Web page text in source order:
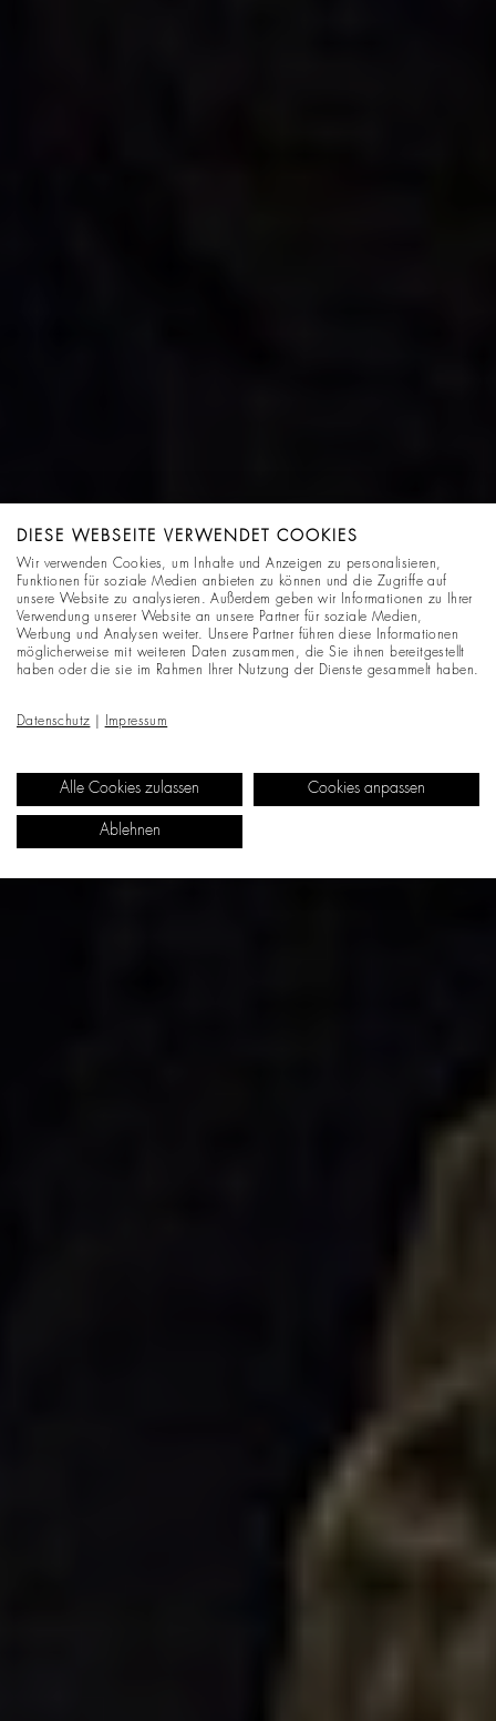
DIESE WEBSEITE VERWENDET COOKIES
Wir verwenden Cookies, um Inhalte und Anzeigen zu personalisieren,
Funktionen für soziale Medien anbieten zu können und die Zugriffe auf
unsere Website zu analysieren. Außerdem geben wir Informationen zu Ihrer
Verwendung unserer Website an unsere Partner für soziale Medien,
Werbung und Analysen weiter. Unsere Partner führen diese Informationen
möglicherweise mit weiteren Daten zusammen, die Sie ihnen bereitgestellt
haben oder die sie im Rahmen Ihrer Nutzung der Dienste gesammelt haben.
Datenschutz Impressum
Alle Cookies zulassen Cookies anpassen
Ablehnen